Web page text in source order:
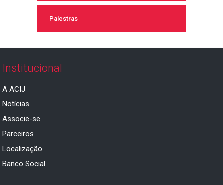
Palestras
Institucional
A ACIJ
Notícias
Associe-se
Parceiros
Localização
Banco Social